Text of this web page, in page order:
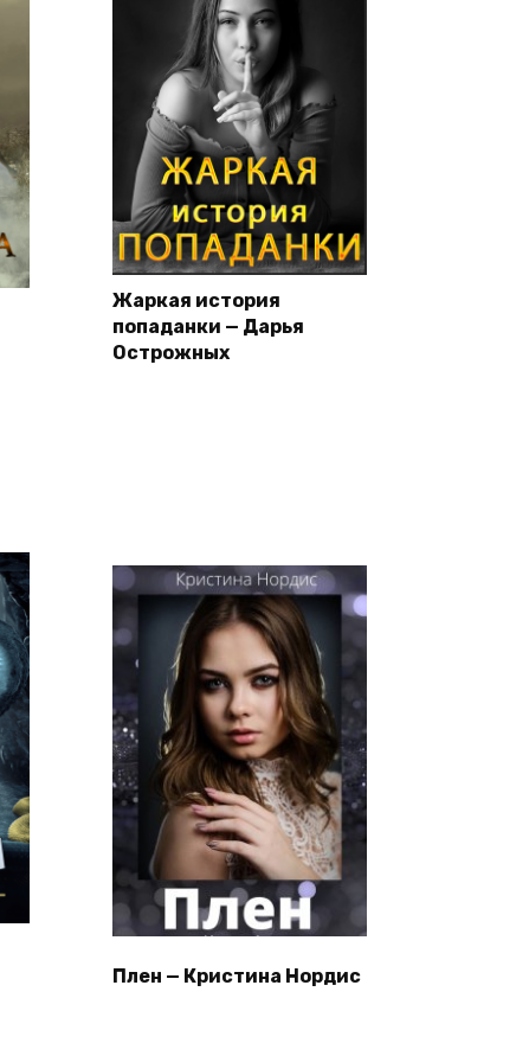
Жаркая история
попаданки — Дарья
Острожных
Плен — Кристина Нордис